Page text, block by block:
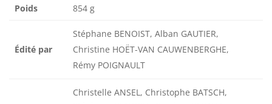
Poids 854 g
Édité par
Stéphane BENOIST, Alban GAUTIER,
Christine HOËT-VAN CAUWENBERGHE,
Rémy POIGNAULT
Christelle ANSEL, Christophe BATSCH,